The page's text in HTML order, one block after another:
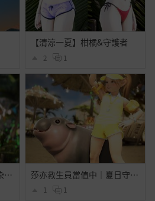
【清涼一夏】柑橘&守護者
2 1
﹝夏日守護者﹞服裝穿搭染色分享 ft.多職業 莎亦救生員當值中｜夏日守護者
1 1